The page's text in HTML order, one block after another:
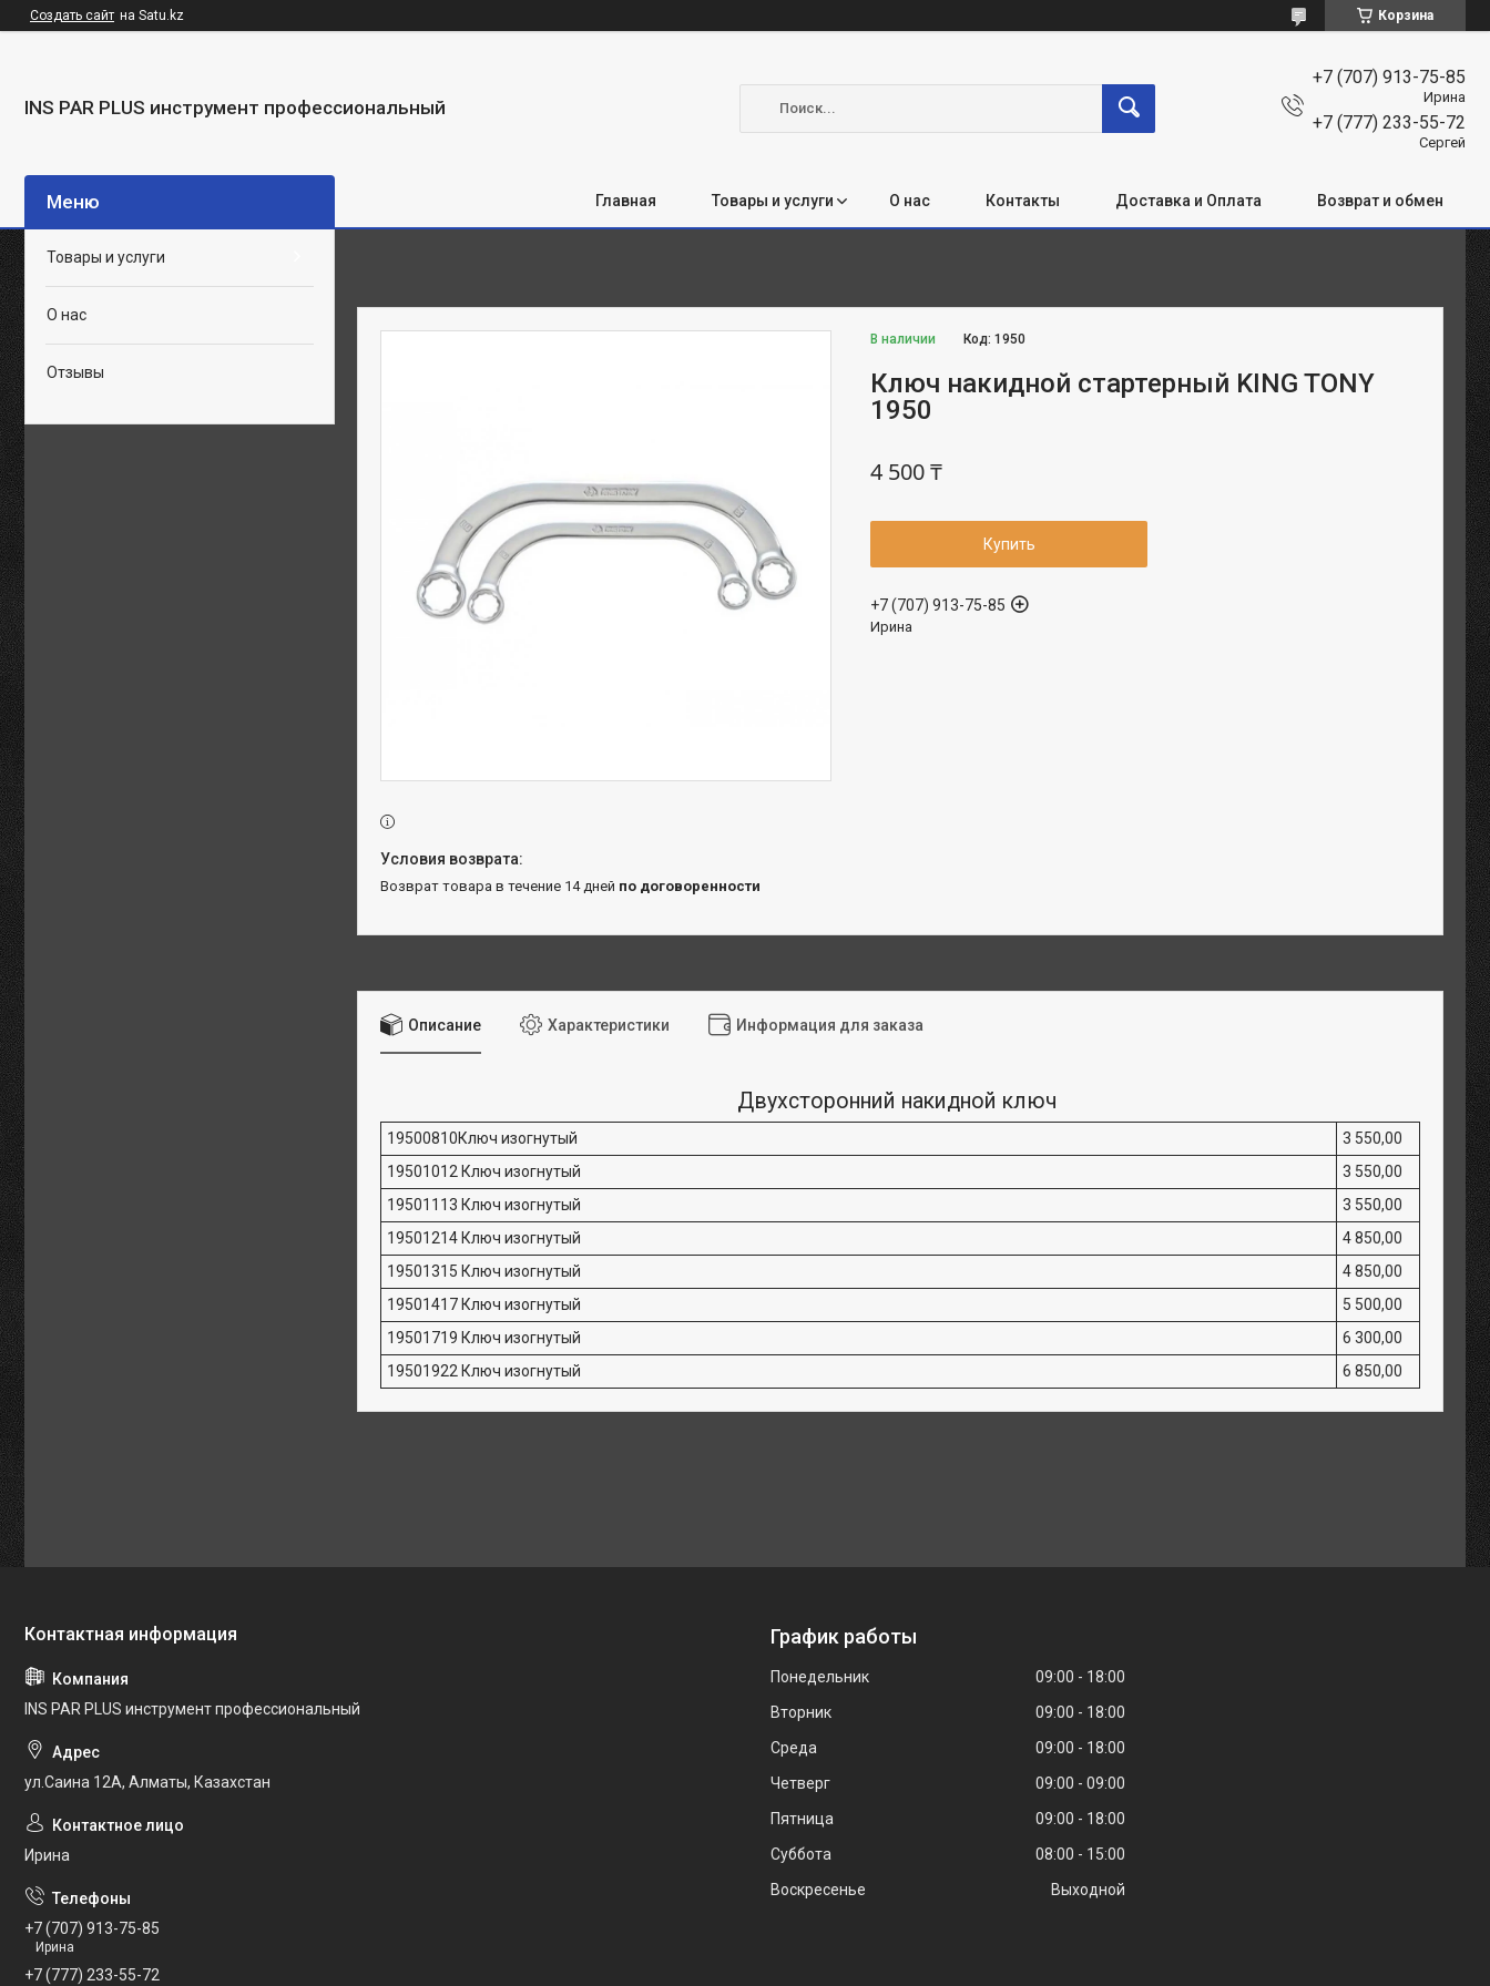
Создать сайт на Satu.kz Корзина
INS PAR PLUS инструмент профессиональный
+7 (707) 913-75-85
Ирина
+7 (777) 233-55-72
Сергей
Главная Товары и услуги О нас Контакты Доставка и Оплата Возврат и обмен
В наличии Код:1950
Ключ накидной стартерный KING TONY
1950
4 500 ₸
Купить
+7 (707) 913-75-85
Ирина
возврат товара в течение 14 дней по договоренности
Описание Характеристики Информация для заказа
Двухсторонний накидной ключ
19500810Ключ изогнутый
3 550,00
19501012 Ключ изогнутый
3 550,00
19501113 Ключ изогнутый
3 550,00
19501214 Ключ изогнутый
4 850,00
19501315 Ключ изогнутый
4 850,00
19501417 Ключ изогнутый
5 500,00
19501719 Ключ изогнутый
6 300,00
19501922 Ключ изогнутый
6 850,00
Товары и услуги
О нас
Отзывы
INS PAR PLUS инструмент профессиональный
ул.Саина 12А, Алматы, Казахстан
Ирина
+7 (707) 913-75-85
Ирина
+7 (777) 233-55-72
График работы
Понедельник 09:00
18:00
Вторник
09:00
18:00
Среда
09:00
18:00
Четверг
09:00
09:00
Пятница
09:00
18:00
Суббота
08:00
15:00
Воскресенье
Выходной